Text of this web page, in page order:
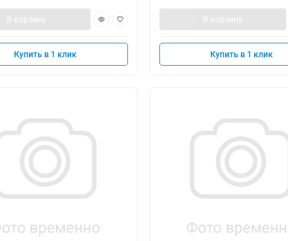
В корзину
Купить в 1 клик
В корзину
Купить в 1 клик